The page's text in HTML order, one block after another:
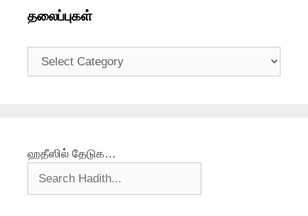
தலைப்புகள்
தலைப்புகள்
ஹதீஸில் தேடுக…